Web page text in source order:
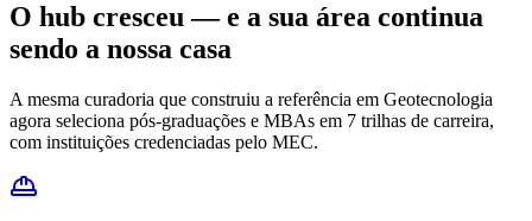
O hub cresceu — e a sua área continua
sendo a nossa casa
A mesma curadoria que construiu a referência em Geotecnologia
agora seleciona pós-graduações e MBAs em 7 trilhas de carreira,
com instituições credenciadas pelo MEC.